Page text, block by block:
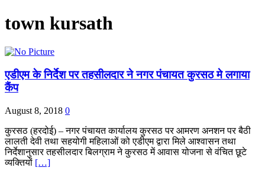
town kursath
एडीएम के निर्देश पर तहसीलदार ने नगर पंचायत कुरसठ मे लगाया
कैंप
August 8, 2018 0
कुरसठ (हरदोई) – नगर पंचायत कार्यालय कुरसठ पर आमरण अनशन पर बैठी
लालती देवी तथा सहयोगी महिलाओं को एडीएम द्वारा मिले आश्वासन तथा
निर्देशानुसार तहसीलदार बिलग्राम ने कुरसठ में आवास योजना से वंचित छूटे
व्यक्तियों […]